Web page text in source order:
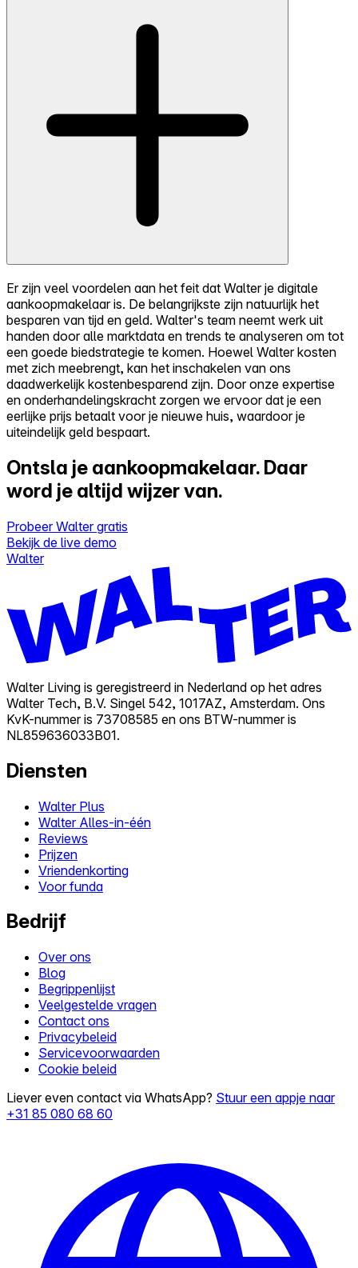
Er zijn veel voordelen aan het feit dat Walter je digitale
aankoopmakelaar is. De belangrijkste zijn natuurlijk het
besparen van tijd en geld. Walter's team neemt werk uit
handen door alle marktdata en trends te analyseren om tot
een goede biedstrategie te komen. Hoewel Walter kosten
met zich meebrengt, kan het inschakelen van ons
daadwerkelijk kostenbesparend zijn. Door onze expertise
en onderhandelingskracht zorgen we ervoor dat je een
eerlijke prijs betaalt voor je nieuwe huis, waardoor je
uiteindelijk geld bespaart.
Ontsla je aankoopmakelaar. Daar
word je altijd wijzer van.
Probeer Walter gratis
Bekijk de live demo
Walter
Walter Living is geregistreerd in Nederland op het adres
Walter Tech, B.V. Singel 542, 1017AZ, Amsterdam. Ons
KvK-nummer is 73708585 en ons BTW-nummer is
NL859636033B01.
Diensten
Walter Plus
Walter Alles-in-één
Reviews
Prijzen
Vriendenkorting
Voor funda
Bedrijf
Over ons
Blog
Begrippenlijst
Veelgestelde vragen
Contact ons
Privacybeleid
Servicevoorwaarden
Cookie beleid
Liever even contact via WhatsApp? Stuur een appje naar
+31 85 080 68 60